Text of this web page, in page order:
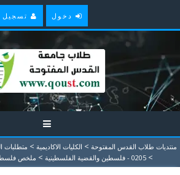
دخول تسجيل
منتديات طلاب القدس المفتوحة > الكليات الاكاديمية >متطلبات
> 0205 - فلسطين والقضية الفلسطينية > ملخص